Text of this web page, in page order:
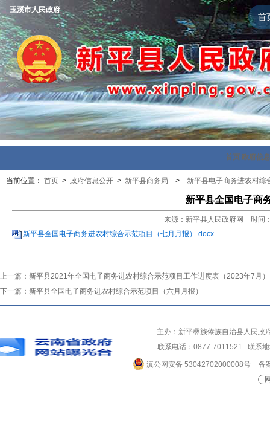
首
玉溪市人民政府
首页 政府信
当前位置： 首页 > 政府信息公开 > 新平县商务局 > 新平县电子商务进农村综
新平县全国电子商
来源：新平县人民政府网 时间
新平县全国电子商务进农村综合示范项目（七月月报）.docx
上一篇： 新平县2021年全国电子商务进农村综合示范项目工作进度表（2023年7月）
下一篇： 新平县全国电子商务进农村综合示范项目（六月月报）
主办：新平彝族傣族自治县人民
联系电话：0877-7011521 联系
滇公网安备 53042702000008号
备